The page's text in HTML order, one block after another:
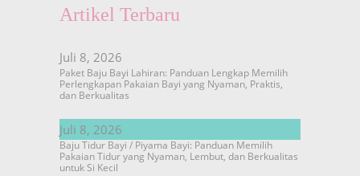
Artikel Terbaru
Juli 8, 2026
Paket Baju Bayi Lahiran: Panduan Lengkap Memilih
Perlengkapan Pakaian Bayi yang Nyaman, Praktis,
dan Berkualitas
Juli 8, 2026
Baju Tidur Bayi / Piyama Bayi: Panduan Memilih
Pakaian Tidur yang Nyaman, Lembut, dan Berkualitas
untuk Si Kecil